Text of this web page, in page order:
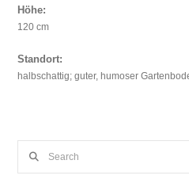
Höhe:
120 cm
Standort:
halbschattig; guter, humoser